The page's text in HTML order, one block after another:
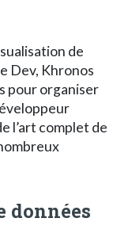
de
Dev, Khronos
pour organiser
l’art complet de
données